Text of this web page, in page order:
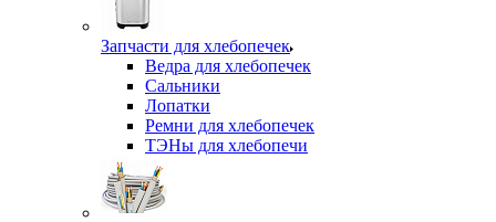
Запчасти для хлебопечек
Ведра для хлебопечек
Сальники
Лопатки
Ремни для хлебопечек
ТЭНы для хлебопечи